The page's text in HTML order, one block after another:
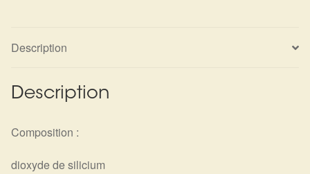
Commandes
Panier
Description
Description
Composition :
dioxyde de silicium